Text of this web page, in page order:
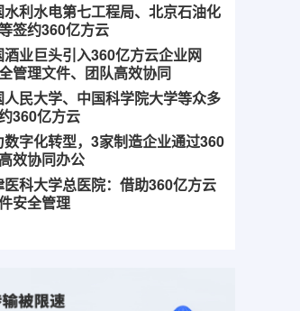
水利水电第七工程局、北京石油化
签约360亿方云
酒业巨头引入360亿方云企业网
管理文件、团队高效协同
人民大学、中国科学院大学等众多
360亿方云
数字化转型，3家制造企业通过360
效协同办公
医科大学总医院：借助360亿方云
安全管理